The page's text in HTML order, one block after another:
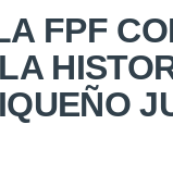
FPF